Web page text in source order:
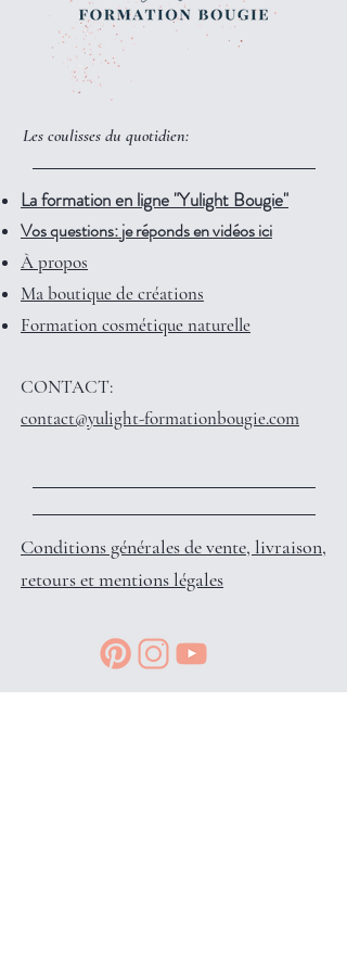
Les coulisses du quotidien:
La formation en ligne "Yulight Bougie"
Vos questions: je réponds en vidéos ici
À propos
Ma boutique de créations
Formation cosmétique naturelle
CONTACT:
contact@yulight-formationbougie.com
Conditions générales de vente, livraison,
retours et mentions légales